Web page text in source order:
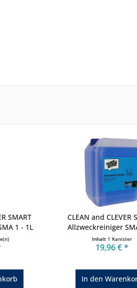
SMART
1 - 1L
CLEAN and CLEVER
Allzweckreiniger
Inhalt 1 Kanister
19,96 € *
In den